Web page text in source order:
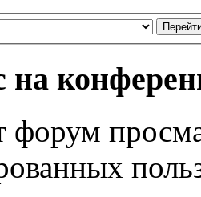
на
форум